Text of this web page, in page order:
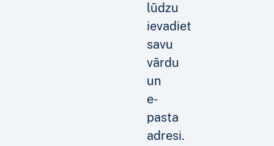
lūdzu
ievadiet
savu
vārdu
un
e-
pasta
adresi.